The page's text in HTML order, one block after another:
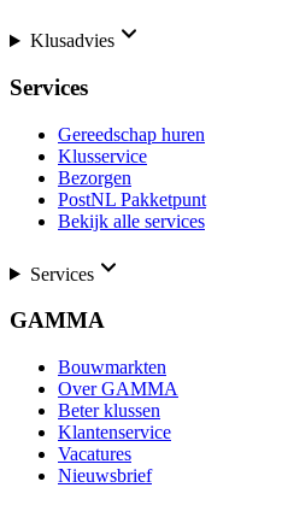
Klusadvies
Services
Gereedschap huren
Klusservice
Bezorgen
PostNL Pakketpunt
Bekijk alle services
Services
GAMMA
Bouwmarkten
Over GAMMA
Beter klussen
Klantenservice
Vacatures
Nieuwsbrief